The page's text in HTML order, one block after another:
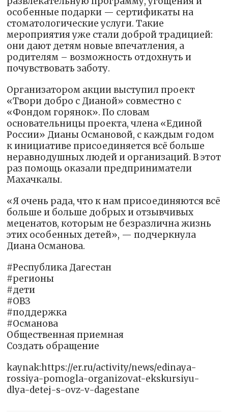
особенные подарки — сертификаты на
стоматологические услуги. Такие
мероприятия уже стали доброй традицией:
они дают детям новые впечатления, а
родителям – возможность отдохнуть и
почувствовать заботу.
Организатором акции выступил проект
«Твори добро с Дианой» совместно с
«Фондом горянок». По словам
основательницы проекта, члена «Единой
России» Дианы Османовой, с каждым годом
к инициативе присоединяется всё больше
неравнодушных людей и организаций. В этот
раз помощь оказали предприниматели
Махачкалы.
«Я очень рада, что к нам присоединяются всё
больше и больше добрых и отзывчивых
меценатов, которым не безразлична жизнь
этих особенных детей», — подчеркнула
Диана Османова.
#Республика Дагестан
#регионы
#дети
#ОВЗ
#поддержка
#Османова
Общественная приемная
Создать обращение
kaynak:https://er.ru/activity/news/edinaya-
rossiya-pomogla-organizovat-ekskursiyu-
dlya-detej-s-ovz-v-dagestane